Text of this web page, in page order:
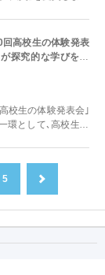
回高校生の体験発表
探究的な学びを発
校生の体験発表会｣
環として､高校生が
5